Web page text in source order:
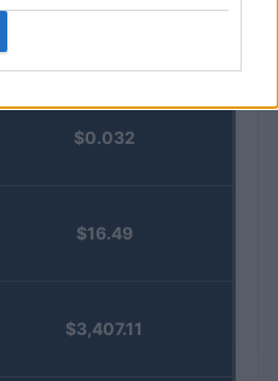
$0.032
$16.49
$3,407.11